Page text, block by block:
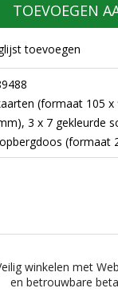
TOEVOEGEN
toevoegen
(formaat 105
3 x 7 gekleurde
(formaat
winkelen met
en betrouwbare